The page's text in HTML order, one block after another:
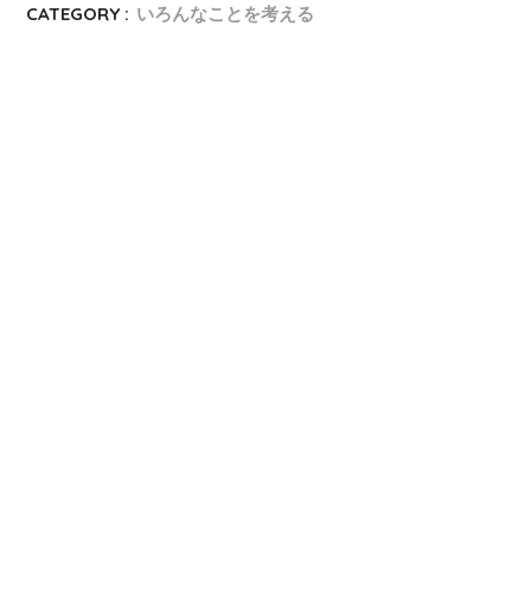
CATEGORY : いろんなことを考える